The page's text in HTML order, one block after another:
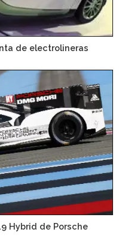
de electrolineras
Hybrid de Porsche